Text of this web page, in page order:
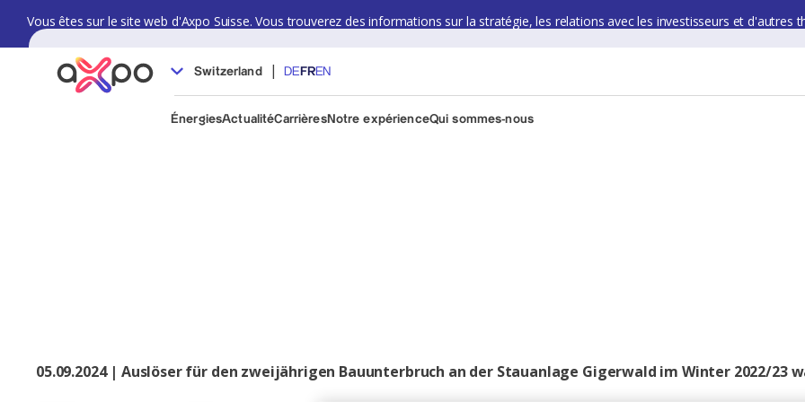
Vous êtes sur le site web d'Axpo Suisse. Vous trouverez des informations sur la stratégie, les relations avec les investisseurs et d'autres
Switzerland | DE FREN
ÉnergiesActualitéCarrièresNotre expérienceQui sommes-nous
05.09.2024 | Auslöser für den zweijährigen Bauunterbruch an der Stauanlage Gigerwald im Winter 2022/23